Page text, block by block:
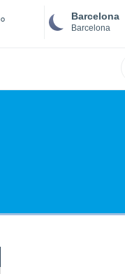
Barcelona
Barcelona